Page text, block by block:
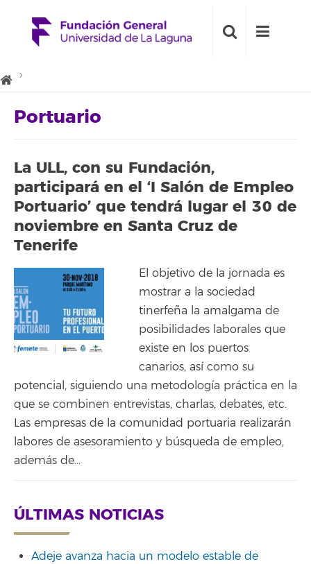
Portuario
La ULL, con su Fundación,
participará en el ‘I Salón de Empleo
Portuario’ que tendrá lugar el 30 de
noviembre en Santa Cruz de
Tenerife
El objetivo de la jornada es
mostrar a la sociedad
tinerfeña la amalgama de
posibilidades laborales que
existe en los puertos
canarios, así como su
potencial, siguiendo una metodología práctica en la
que se combinen entrevistas, charlas, debates, etc.
Las empresas de la comunidad portuaria realizarán
labores de asesoramiento y búsqueda de empleo,
además de…
ÚLTIMAS NOTICIAS
Adeje avanza hacia un modelo estable de